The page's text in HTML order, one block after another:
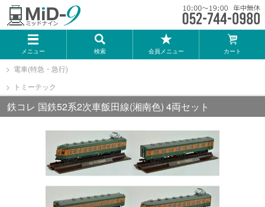
メニュー 検索 会員メニュー カート
メーカー一覧
TOMIX
KATO
GREENMAX
トミーテック
マイクロエース
電車(特急・急行)
トミーテック
鉄コレ 国鉄52系2次車飯田線(湘南色) 4両セット